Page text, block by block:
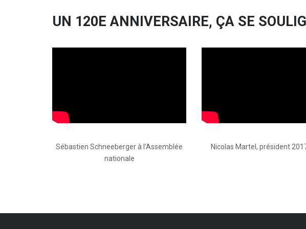
UN 120E ANNIVERSAIRE, ÇA SE
Sébastien Schneeberger à l’Assemblée
nationale
Nicolas Martel, président